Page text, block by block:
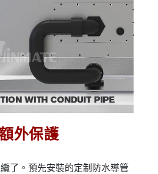
外保護
了。預先安裝的定制防水導管